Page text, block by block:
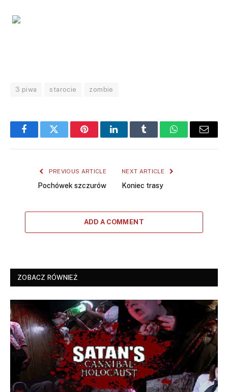
3 piwa starocie zombie
FacebookTwitter PinterestLinkedInTumblr WhatsAppEmail
PREVIOUS ARTICLE
Pochówek szczurów
NEXT ARTICLE
Koniec trasy
ADD A COMMENT
ZOBACZ RÓWNIEŻ